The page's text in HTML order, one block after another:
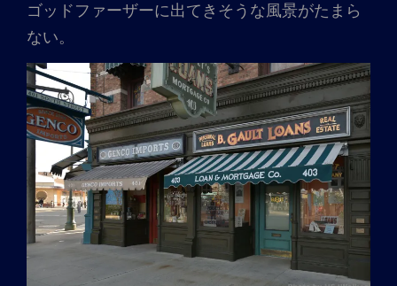
ゴッドファーザーに出てきそうな風景がたまら
ない。